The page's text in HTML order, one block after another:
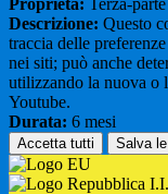
Descrizione: Questo
traccia delle
nei siti; può anche
utilizzando la nuova o
Youtube.
Durata: 6 mesi
Accetta tutti Salva